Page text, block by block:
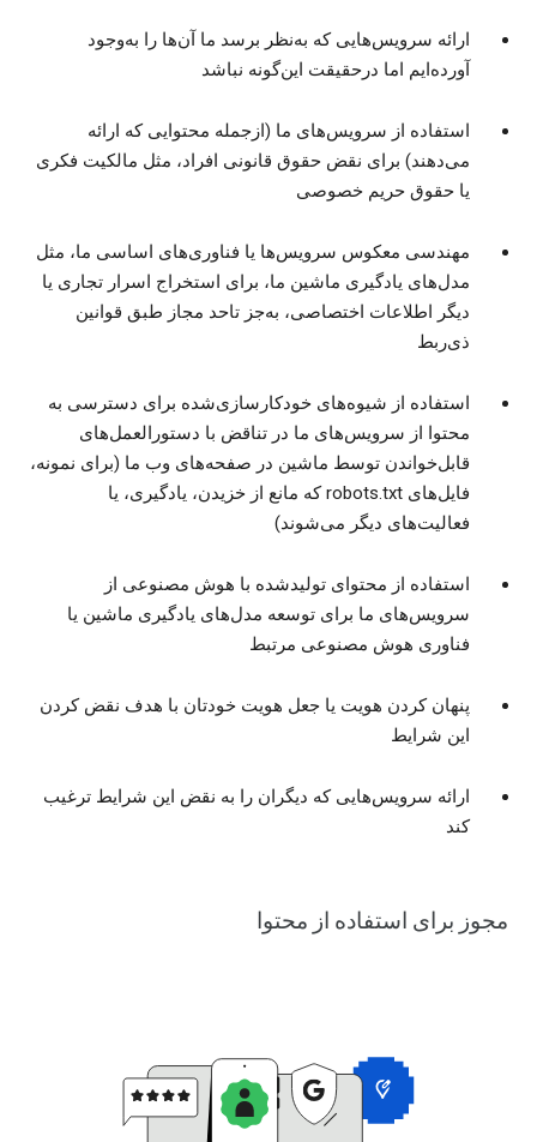
ارائه سرویس‌هایی که به‌نظر برسد ما آن‌ها را به‌وجود
آورده‌ایم اما درحقیقت این‌گونه نباشد
استفاده از سرویس‌های ما (ازجمله محتوایی که ارائه
می‌دهند) برای نقض حقوق قانونی افراد، مثل مالکیت فکری
یا حقوق حریم خصوصی
مهندسی معکوس سرویس‌ها یا فناوری‌های اساسی ما، مثل
مدل‌های یادگیری ماشین ما، برای استخراج اسرار تجاری یا
دیگر اطلاعات اختصاصی، به‌جز تاحد مجاز طبق قوانین
ذی‌ربط
استفاده از شیوه‌های خودکارسازی‌شده برای دسترسی به
محتوا از سرویس‌های ما در تناقض با دستورالعمل‌های
قابل‌خواندن توسط ماشین در صفحه‌های وب ما (برای نمونه،
فایل‌های robots.txt که مانع از خزیدن، یادگیری، یا
فعالیت‌های دیگر می‌شوند)
استفاده از محتوای تولیدشده با هوش مصنوعی از
سرویس‌های ما برای توسعه مدل‌های یادگیری ماشین یا
فناوری هوش مصنوعی مرتبط
پنهان کردن هویت یا جعل هویت خودتان با هدف نقض کردن
این شرایط
ارائه سرویس‌هایی که دیگران را به نقض این شرایط ترغیب
کند
مجوز برای استفاده از محتوا